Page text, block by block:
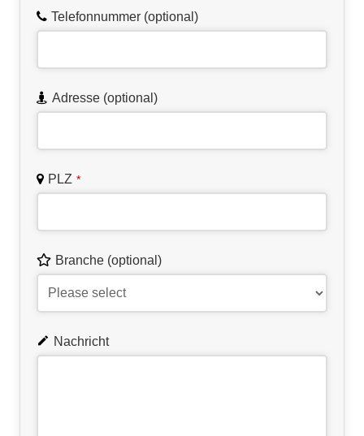
Telefonnummer (optional)
Adresse (optional)
PLZ *
Branche (optional)
Nachricht